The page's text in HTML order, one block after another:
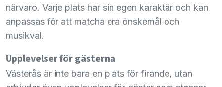
närvaro. Varje plats har sin egen karaktär och kan
anpassas för att matcha era önskemål och
musikval.
Upplevelser för gästerna
Västerås är inte bara en plats för firande, utan